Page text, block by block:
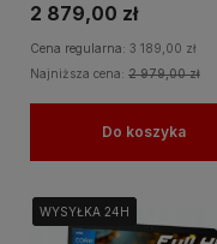
2 879,00 zł
Cena regularna: 3 189,00 zł
Najniższa cena: 2 979,00 zł
Do koszyka
WYSYŁKA 24H
WYSYŁKA 24H
WYSYŁKA 24H